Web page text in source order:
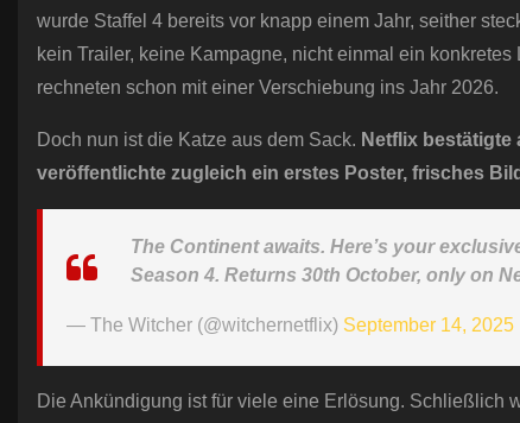
wurde Staffel 4 bereits vor knapp einem Jahr, seither
kein Trailer, keine Kampagne, nicht einmal ein
rechneten schon mit einer Verschiebung ins Jahr 2026.
Doch nun ist die Katze aus dem Sack. Netflix bestätigte
veröffentlichte zugleich ein erstes Poster, frisches
The Continent awaits. Here’s your
Season 4. Returns 30th October, only on
— The Witcher (@witchernetflix) September 14, 2025
Die Ankündigung ist für viele eine Erlösung. Schließlich